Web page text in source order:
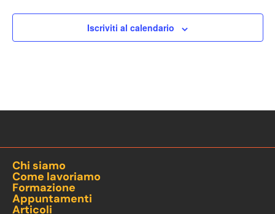
Iscriviti al calendario
Chi siamo
Come lavoriamo
Formazione
Appuntamenti
Articoli